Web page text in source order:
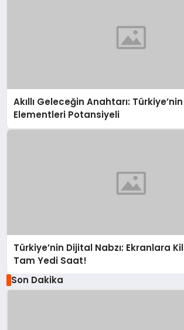
Akıllı Geleceğin Anahtarı:
Elementleri Potansiyeli
Türkiye’nin Dijital Nabzı: Ekranlara
Tam Yedi Saat!
Son Dakika